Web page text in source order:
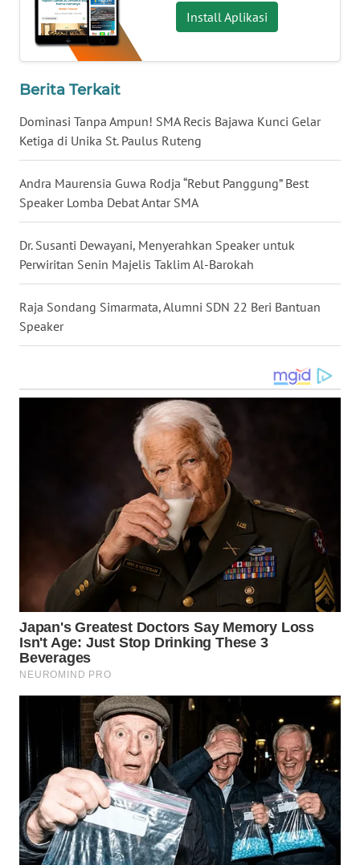
Install Aplikasi
Berita Terkait
Dominasi Tanpa Ampun! SMA Recis Bajawa Kunci Gelar
Ketiga di Unika St. Paulus Ruteng
Andra Maurensia Guwa Rodja “Rebut Panggung” Best
Speaker Lomba Debat Antar SMA
Dr. Susanti Dewayani, Menyerahkan Speaker untuk
Perwiritan Senin Majelis Taklim Al-Barokah
Raja Sondang Simarmata, Alumni SDN 22 Beri Bantuan
Speaker
WN
SULTRA
NTB
WN
SULTENG
SULBAR
WN
BABEL
WN
SUMBAR
SUMSEL
JATENG
WN
NUSANTARA
WN
WN
BALI
WN